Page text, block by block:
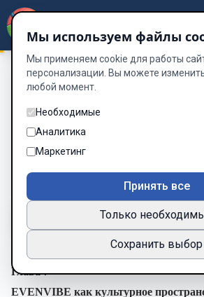
ПАРАДОКС / Глава 7. EVENVIBE как
пространство
Глава 7. EVENVIBE как
пространство
Глава 9 из 35
Шрифт
Глава 7
EVENVIBE как культурное
Мы используем файлы
Мы применяем cookie для работы
персонализации. Вы можете
любой момент.
Необходимые
Аналитика
Маркетинг
Принять все
Только
Сохранить выбор